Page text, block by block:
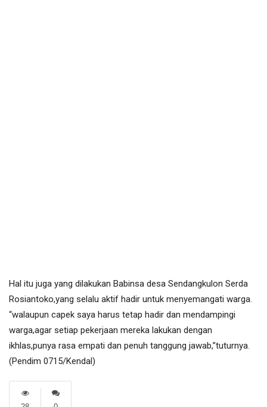
Hal itu juga yang dilakukan Babinsa desa Sendangkulon Serda
Rosiantoko,yang selalu aktif hadir untuk menyemangati warga.
“walaupun capek saya harus tetap hadir dan mendampingi
warga,agar setiap pekerjaan mereka lakukan dengan
ikhlas,punya rasa empati dan penuh tanggung jawab,”tuturnya.
(Pendim 0715/Kendal)